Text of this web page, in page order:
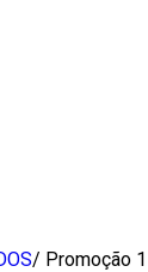
/ Promoção